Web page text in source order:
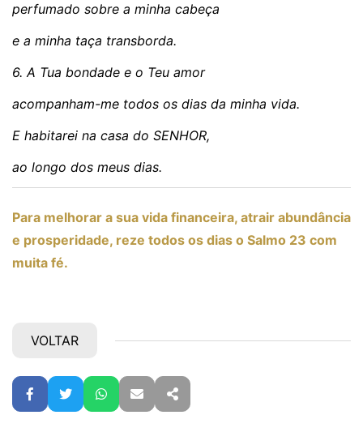
perfumado sobre a minha cabeça
e a minha taça transborda.
6. A Tua bondade e o Teu amor
acompanham-me todos os dias da minha vida.
E habitarei na casa do SENHOR,
ao longo dos meus dias.
Para melhorar a sua vida financeira, atrair abundância
e prosperidade, reze todos os dias o Salmo 23 com
muita fé.
VOLTAR
FacebookTwitterWhatsApp
E-mailPartilhar